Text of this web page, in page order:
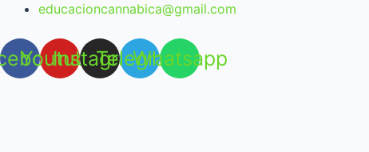
educacioncannabica@gmail.com
Youtube
Instagram
Telegram
Whatsapp